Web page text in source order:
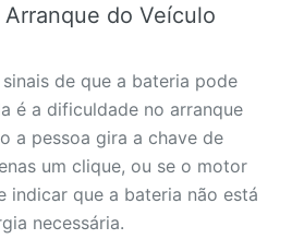
do Veículo
de que a bateria pode
é a dificuldade no arranque
a pessoa gira a chave de
um clique, ou se o motor
indicar que a bateria não está
necessária.